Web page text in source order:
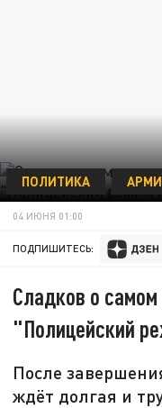
ПОЛИТИКА
04 ИЮНЯ 01:00
ПОДПИШИТЕСЬ:
Сладков о
"Полицейский
После
ждёт долгая и